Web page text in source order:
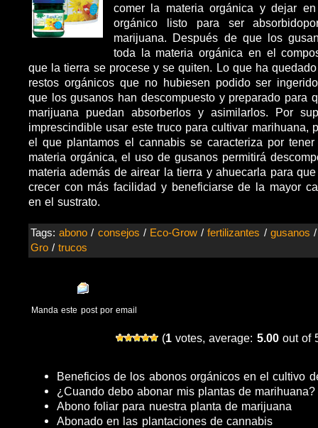
comer la materia orgánica y dejar
orgánico listo para ser
marijuana. Después de que los
toda la materia orgánica en el
que la tierra se procese y se quiten. Lo que ha
restos orgánicos que no hubiesen podido ser
que los gusanos han descompuesto y preparado para
marijuana puedan absorberlos y asimilarlos. Por
imprescindible usar este truco para cultivar marihuana,
el que plantamos el cannabis se caracteriza por
materia orgánica, el uso de gusanos permitirá
materia además de airear la tierra y ahuecarla para
crecer con más facilidad y beneficiarse de la mayor
en el sustrato.
Tags:abono / consejos / Eco-Grow /fertilizantes / gusanos
Gro /trucos
Manda este post por email
(1votes, average: 5.00out of
Beneficios de los abonos orgánicos en el cultivo
¿Cuando debo abonar mis plantas de marihuana?
Abono foliar para nuestra planta de marijuana
Abonado en las plantaciones de cannabis